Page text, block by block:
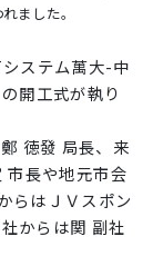
ました。
ステム萬大-中
開工式が執り
徳發 局長、来
市長や地元市会
らはＪＶスポン
からは関 副社